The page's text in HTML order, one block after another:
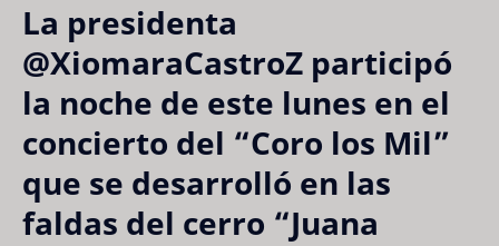
La presidenta
@XiomaraCastroZ participó
la noche de este lunes en el
concierto del “Coro los Mil”
que se desarrolló en las
faldas del cerro “Juana